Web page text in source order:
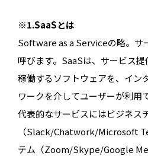
※1.SaaSとは
Software as a Serviceの略。サ
呼びます。SaaSは、サービス
稼働するソフトウェアを、イン
ワークを介してユーザーが利用
代表的なサービスにはビジネス
（Slack/Chatwork/Microsoft
テム（Zoom/Skype/Google